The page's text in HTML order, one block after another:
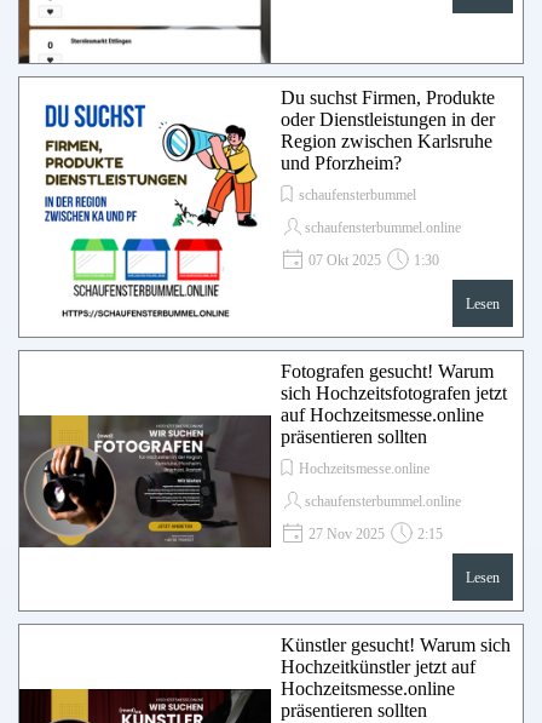
Du suchst Firmen, Produkte
oder Dienstleistungen in der
Region zwischen Karlsruhe
und Pforzheim?
schaufensterbummel
schaufensterbummel.online
07 Okt 2025
1:30
Lesen
Fotografen gesucht! Warum
sich Hochzeitsfotografen jetzt
auf Hochzeitsmesse.online
präsentieren sollten
Hochzeitsmesse.online
schaufensterbummel.online
27 Nov 2025
2:15
Lesen
Künstler gesucht! Warum sich
Hochzeitkünstler jetzt auf
Hochzeitsmesse.online
präsentieren sollten